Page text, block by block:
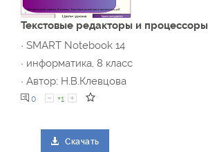
Текстовые редакторы и процессоры
· SMART Notebook 14
· информатика, 8 класс
· Автор: Н.В.Клевцова
0 +1
Скачать